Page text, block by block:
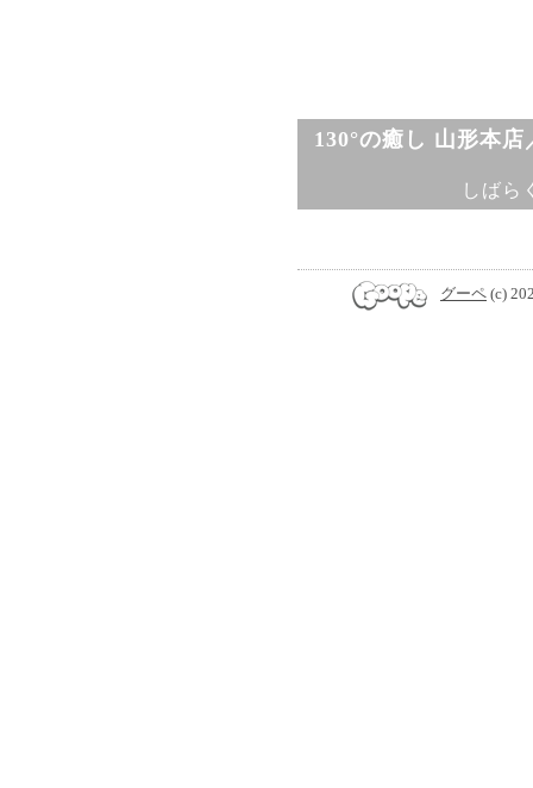
130°の癒し 山形本
しばら
グーペ (c)